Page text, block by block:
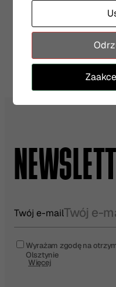
15.11
Twój e-mail
Wyrażam zgodę na
Olsztynie
Więcej